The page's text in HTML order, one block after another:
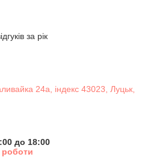
за рік
24а, індекс 43023, Луцьк,
до 18:00
роботи